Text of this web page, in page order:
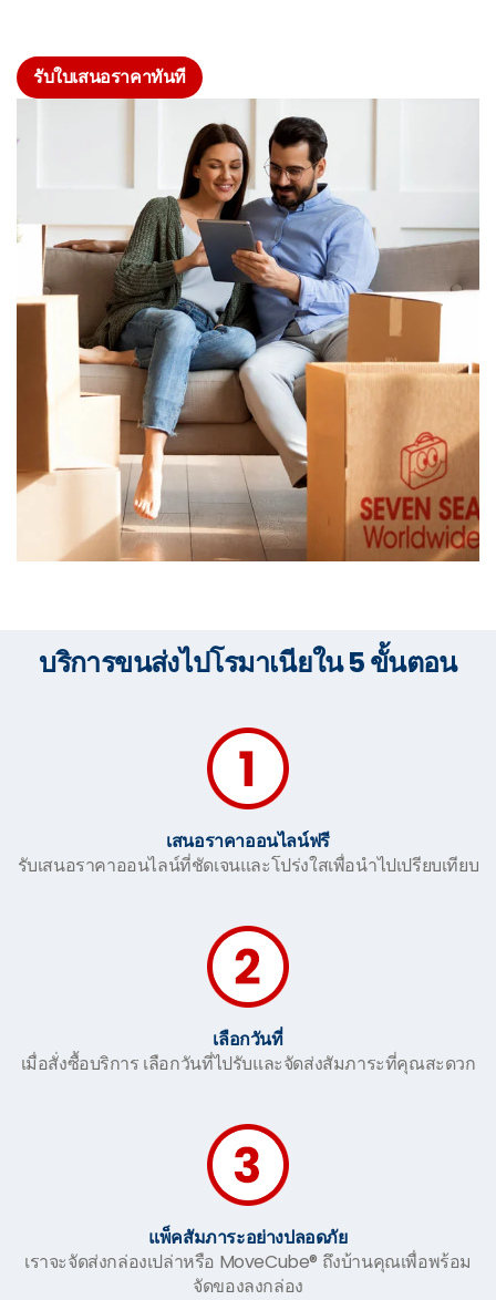
รับใบเสนอราคาทันที
บริการขนส่งไปโรมาเนียใน 5 ขั้นตอน
เสนอราคาออนไลน์ฟรี
รับเสนอราคาออนไลน์ที่ชัดเจนและโปร่งใสเพื่อนำไปเปรียบเทียบ
เลือกวันที่
เมื่อสั่งซื้อบริการ เลือกวันที่ไปรับและจัดส่งสัมภาระที่คุณสะดวก
แพ็คสัมภาระอย่างปลอดภัย
เราจะจัดส่งกล่องเปล่าหรือ MoveCube® ถึงบ้านคุณเพื่อพร้อม
จัดของลงกล่อง